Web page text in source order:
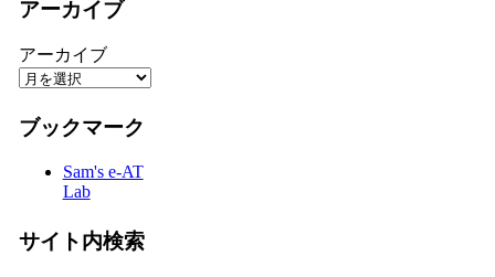
アーカイブ
アーカイブ
ブックマーク
Sam's e-AT
Lab
サイト内検索